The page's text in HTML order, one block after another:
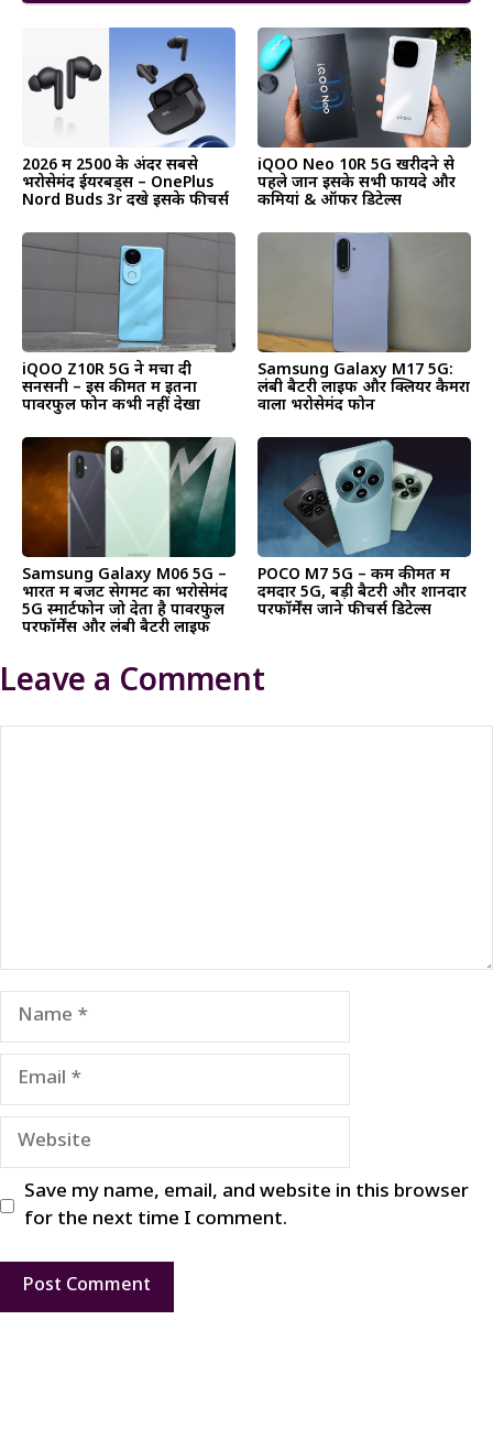
2026 में ₹2500 के अंदर सबसे
भरोसेमंद ईयरबड्स – OnePlus
Nord Buds 3r देंखे इसके फीचर्स
iQOO Neo 10R 5G खरीदने से
पहले जानें इसके सभी फायदे और
कमियां & ऑफर डिटेल्स
iQOO Z10R 5G ने मचा दी
सनसनी – इस कीमत में इतना
पावरफुल फोन कभी नहीं देखा
Samsung Galaxy M17 5G:
लंबी बैटरी लाइफ और क्लियर कैमरा
वाला भरोसेमंद फोन
Samsung Galaxy M06 5G –
भारत में बजट सेगमेंट का भरोसेमंद
5G स्मार्टफोन जो देता है पावरफुल
परफॉर्मेंस और लंबी बैटरी लाइफ
POCO M7 5G – कम कीमत में
दमदार 5G, बड़ी बैटरी और शानदार
परफॉर्मेंस जाने फीचर्स डिटेल्स
Leave a Comment
Name
Email
Website
Save my name, email, and website in this browser
for the next time I comment.